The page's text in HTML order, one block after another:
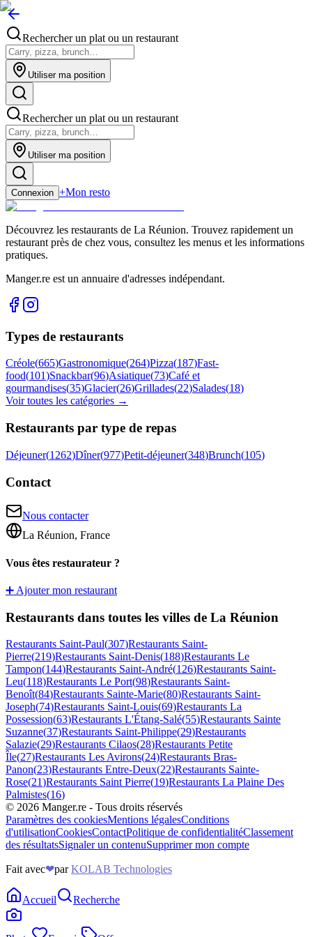
Rechercher un plat ou un restaurant
Utiliser ma position
Rechercher un plat ou un restaurant
Utiliser ma position
Connexion +Mon resto
Découvrez les restaurants de La Réunion. Trouvez rapidement un
restaurant près de chez vous, consultez les menus et les informations
pratiques.
Manger.re est un annuaire d'adresses indépendant.
Types de restaurants
Créole(665)Gastronomique(264)Pizza(187)Fast-
food(101)Snackbar(96)Asiatique(73)Café et
gourmandises(35)Glacier(26)Grillades(22)Salades(18)
Voir toutes les catégories →
Restaurants par type de repas
Déjeuner(1262)Dîner(977)Petit-déjeuner(348)Brunch(105)
Contact
Nous contacter
La Réunion, France
Vous êtes restaurateur ?
➕ Ajouter mon restaurant
Restaurants dans toutes les villes de La Réunion
Restaurants Saint-Paul(307)Restaurants Saint-
Pierre(219)Restaurants Saint-Denis(188)Restaurants Le
Tampon(144)Restaurants Saint-André(126)Restaurants Saint-
Leu(118)Restaurants Le Port(98)Restaurants Saint-
Benoît(84)Restaurants Sainte-Marie(80)Restaurants Saint-
Joseph(74)Restaurants Saint-Louis(69)Restaurants La
Possession(63)Restaurants L'Étang-Salé(55)Restaurants Sainte
Suzanne(37)Restaurants Saint-Philippe(29)Restaurants
Salazie(29)Restaurants Cilaos(28)Restaurants Petite
Île(27)Restaurants Les Avirons(24)Restaurants Bras-
Panon(23)Restaurants Entre-Deux(22)Restaurants Sainte-
Rose(21)Restaurants Saint Pierre(19)Restaurants La Plaine Des
Palmistes(16)
© 2026 Manger.re - Tous droits réservés
Paramètres des cookiesMentions légalesConditions
d'utilisationCookiesContactPolitique de confidentialitéClassement
des résultatsSignaler un contenuSupprimer mon compte
Fait avec❤par KOLAB Technologies
Accueil Recherche